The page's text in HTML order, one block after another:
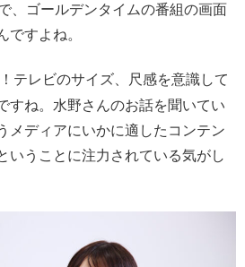
、ゴールデンタイムの番組の画面
ですよね。
レビのサイズ、尺感を意識して
すね。水野さんのお話を聞いてい
メディアにいかに適したコンテン
いうことに注力されている気がし